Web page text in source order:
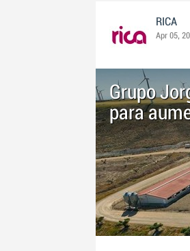
RICA
Apr 05,
Grupo
para